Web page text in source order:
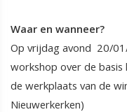
Waar en wanneer?
Op vrijdag avond 20/
workshop over de
de werkplaats van de
Nieuwerkerken)